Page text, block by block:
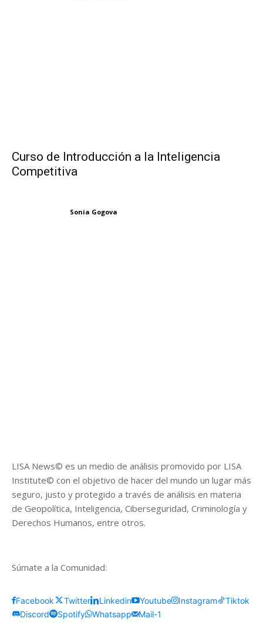
Curso de Introducción a la Inteligencia
Competitiva
Sonia Gogova
LISA News© es un medio de análisis promovido por LISA
Institute© con el objetivo de hacer del mundo un lugar más
seguro, justo y protegido a través de análisis en materia
de Geopolítica, Inteligencia, Ciberseguridad, Criminología y
Derechos Humanos, entre otros.
Súmate a la Comunidad:
Facebook Twitter Linkedin Youtube Instagram
Tiktok
Discord
Spotify Whatsapp Mail-1